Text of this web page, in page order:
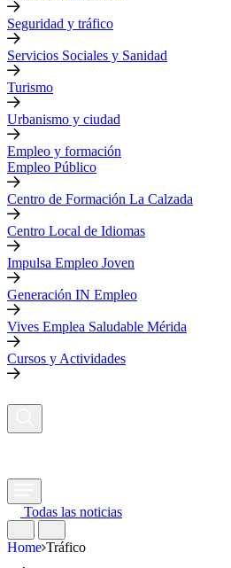
Seguridad y tráfico
Servicios Sociales y Sanidad
Turismo
Urbanismo y ciudad
Empleo y formación
Empleo Público
Centro de Formación La Calzada
Centro Local de Idiomas
Impulsa Empleo Joven
Generación IN Empleo
Vives Emplea Saludable Mérida
Cursos y Actividades
Todas las noticias
Home Tráfico